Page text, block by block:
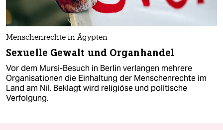
Menschenrechte in Ägypten
Sexuelle Gewalt und Organhandel
Vor dem Mursi-Besuch in Berlin verlangen mehrere
Organisationen die Einhaltung der Menschenrechte im
Land am Nil. Beklagt wird religiöse und politische
Verfolgung.